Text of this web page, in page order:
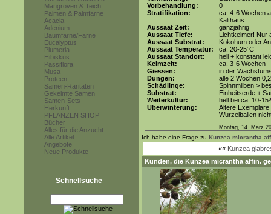
Mangroven & Teich
Palmen & Palmfarne
Acacia
Adenium
Baumfarne/Farne
Eucalyptus
Plumeria
Hibiskus
Passiflora
Musa
Proteen
Samen-Raritäten
Gekeimte Samen
Samen-Sets
Herkunft
PFLANZEN SHOP
Bücher
Alles für die Anzucht
Alle Artikel
Angebote
Neue Produkte
Schnellsuche
Vorbehandlung:
0
Stratifikation:
ca. 4-6 Wochen
Kalthaus
Aussaat Zeit:
ganzjährig
Aussaat Tiefe:
Lichtkeimer! Nur
Aussaat Substrat:
Kokohum oder
Aussaat Temperatur:
ca. 20-25°C
Aussaat Standort:
hell + konstant
Keimzeit:
ca. 3-6 Wochen
Giessen:
in der
Düngen:
alle 2 Wochen
Schädlinge:
Spinnmilben >
Substrat:
Einheitserde +
Weiterkultur:
hell bei ca. 10-
Überwinterung:
Ältere
Wurzelballen
Montag, 14. März
Ich habe eine Frage zu Kunzea micrantha
«« Kunzea
Kunden, die Kunzea micrantha affin.